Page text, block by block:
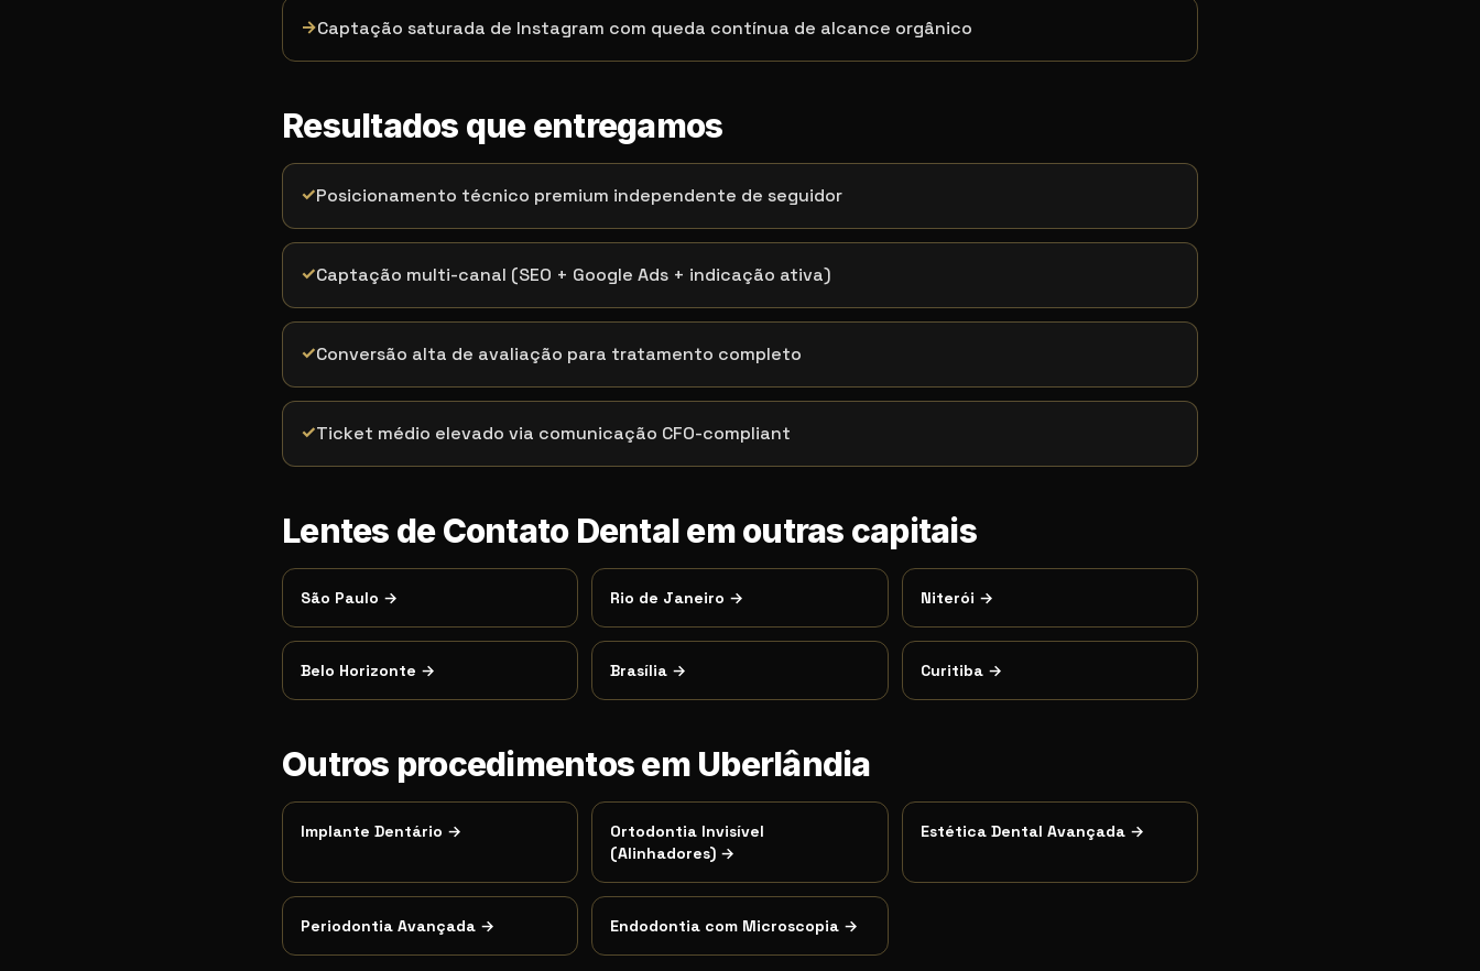
→Captação saturada de Instagram com queda contínua de alcance orgânico
Resultados que entregamos
✓Posicionamento técnico premium independente de seguidor
✓Captação multi-canal (SEO + Google Ads + indicação ativa)
✓Conversão alta de avaliação para tratamento completo
✓Ticket médio elevado via comunicação CFO-compliant
Lentes de Contato Dentalem outras capitais
São Paulo → Rio de Janeiro → Niterói →
Belo Horizonte → Brasília → Curitiba→
Outros procedimentos em Uberlândia
Implante Dentário →
Ortodontia Invisível
(Alinhadores) →
Estética Dental Avançada→
Periodontia Avançada → Endodontia com Microscopia →